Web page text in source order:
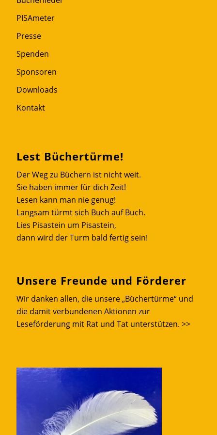
PISAmeter
Presse
Spenden
Sponsoren
Downloads
Kontakt
Lest Büchertürme!
Der Weg zu Büchern ist nicht weit.
Sie haben immer für dich Zeit!
Lesen kann man nie genug!
Langsam türmt sich Buch auf Buch.
Lies Pisastein um Pisastein,
dann wird der Turm bald fertig sein!
Unsere Freunde und Förderer
Wir danken allen, die unsere „Büchertürme“ und
die damit verbundenen Aktionen zur
Leseförderung mit Rat und Tat unterstützen. >>